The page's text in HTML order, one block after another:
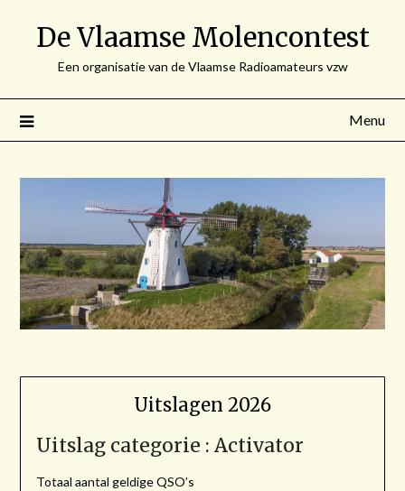
De Vlaamse Molencontest
Een organisatie van de Vlaamse Radioamateurs vzw
Menu
Uitslagen 2026
Uitslag categorie : Activator
Totaal aantal geldige QSO’s